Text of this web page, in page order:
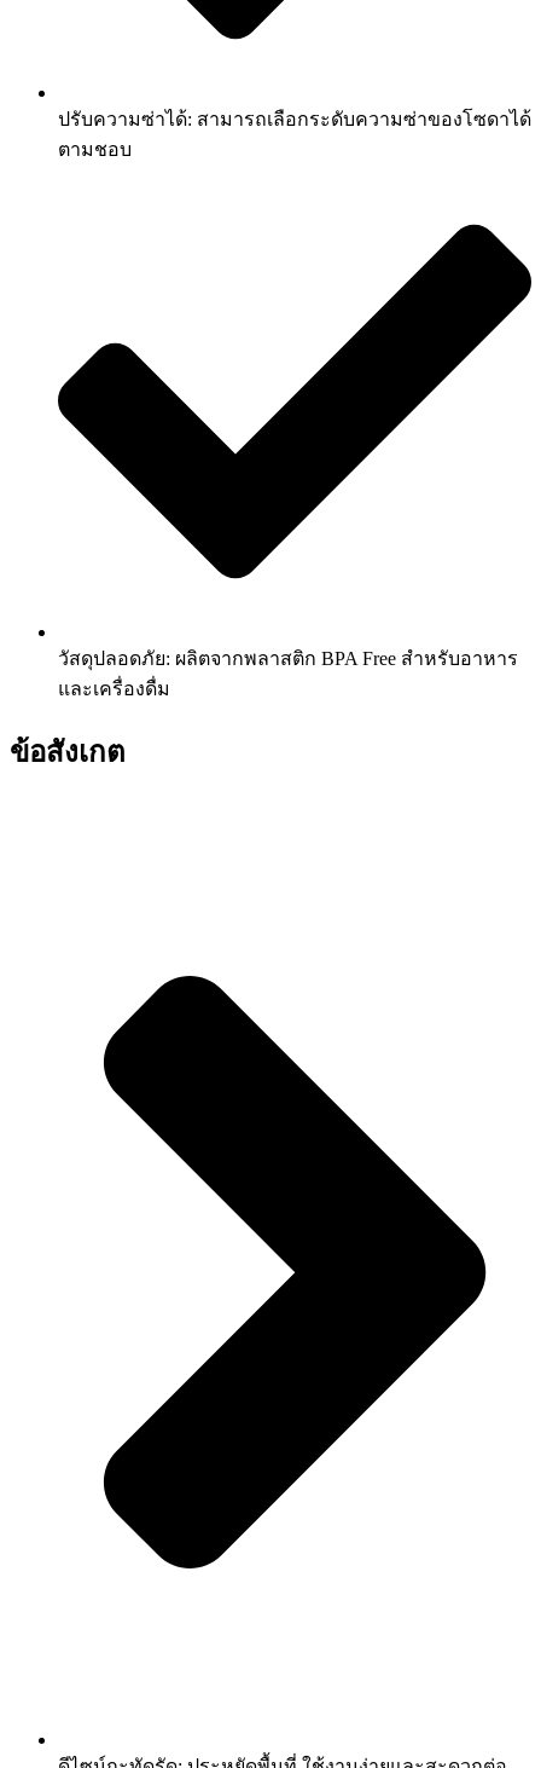
ปรับความซ่าได้: สามารถเลือกระดับความซ่าของโซดาได้
ตามชอบ
วัสดุปลอดภัย: ผลิตจากพลาสติก BPA Free สำหรับอาหาร
และเครื่องดื่ม
ข้อสังเกต